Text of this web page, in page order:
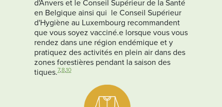
d'Anvers et le Conseil Supérieur de la Santé
en Belgique ainsi qui le Conseil Supérieur
d'Hygiène au Luxembourg recommandent
que vous soyez vacciné.e lorsque vous vous
rendez dans une région endémique et y
pratiquez des activités en plein air dans des
zones forestières pendant la saison des
tiques.7,8,10